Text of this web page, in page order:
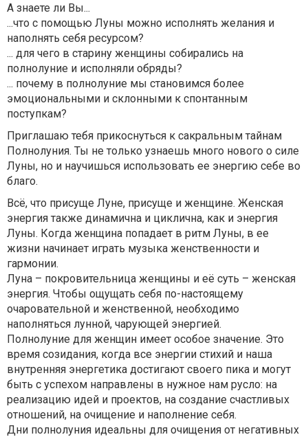
А знаете ли Вы...
...что с помощью Луны можно исполнять желания и
наполнять себя ресурсом?
... для чего в старину женщины собирались на
полнолуние и исполняли обряды?
... почему в полнолуние мы становимся более
эмоциональными и склонными к спонтанным
поступкам?
Приглашаю тебя прикоснуться к сакральным тайнам
Полнолуния. Ты не только узнаешь много нового о силе
Луны, но и научишься использовать ее энергию себе во
благо.
Всё, что присуще Луне, присуще и женщине. Женская
энергия также динамична и циклична, как и энергия
Луны. Когда женщина попадает в ритм Луны, в ее
жизни начинает играть музыка женственности и
гармонии.
Луна – покровительница женщины и её суть – женская
энергия. Чтобы ощущать себя по-настоящему
очаровательной и женственной, необходимо
наполняться лунной, чарующей энергией.
Полнолуние для женщин имеет особое значение. Это
время созидания, когда все энергии стихий и наша
внутренняя энергетика достигают своего пика и могут
быть с успехом направлены в нужное нам русло: на
реализацию идей и проектов, на создание счастливых
отношений, на очищение и наполнение себя.
Дни полнолуния идеальны для очищения от негативных